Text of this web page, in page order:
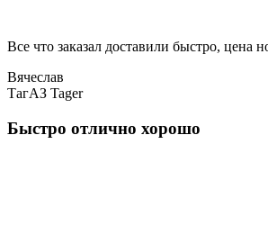
Все что заказал доставили быстро, цена
Вячеслав
ТагАЗ Tager
Быстро отлично хорошо